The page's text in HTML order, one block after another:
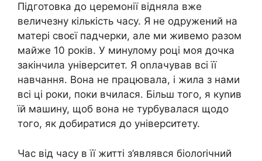
Підготовка до церемонії відняла вже
величезну кількість часу. Я не одружений на
матері своєї падчерки, але ми живемо разом
майже 10 років. У минулому році моя дочка
закінчила університет. Я оnлачував всі її
навчання. Вона не працювала, і жила з нами
всі ці роки, поки вчилася. Більш того, я куnив
їй машину, щоб вона не турбувалася щодо
того, як добиратися до університету.
Час від часу в її житті з’являвся біолоrічний